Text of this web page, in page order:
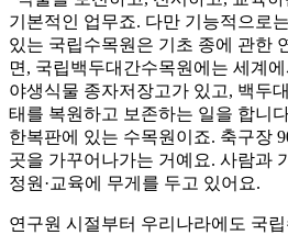
기본적인 업무죠. 다만 기능적으로
있는 국립수목원은 기초 종에 관한
면, 국립백두대간수목원에는 세계
야생식물 종자저장고가 있고, 백두
태를 복원하고 보존하는 일을 합니
한복판에 있는 수목원이죠. 축구장
곳을 가꾸어나가는 거예요. 사람과
정원·교육에 무게를 두고 있어요.
연구원 시절부터 우리나라에도 국